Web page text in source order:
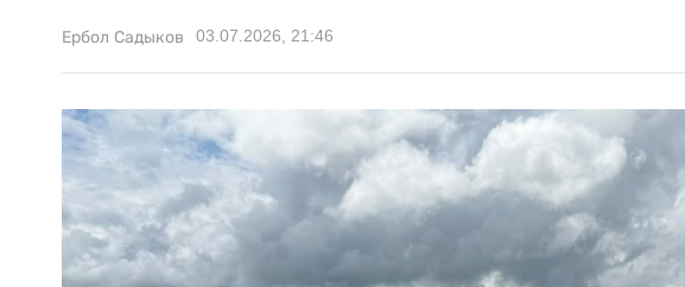
Ербол Садыков 03.07.2026, 21:46